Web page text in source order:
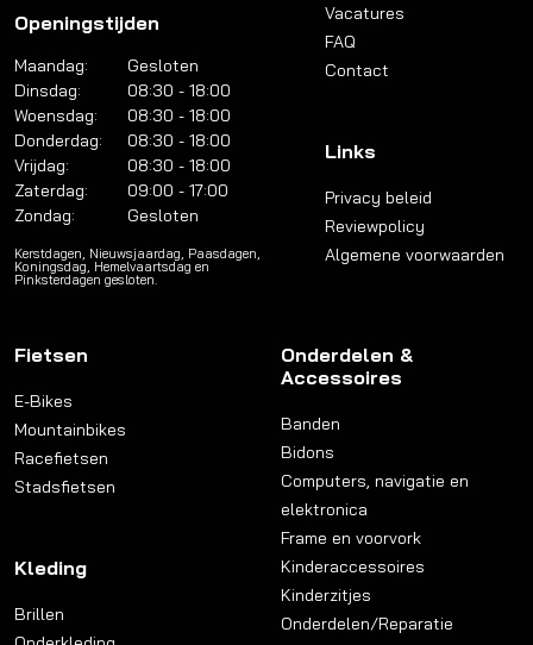
Openingstijden
Maandag:
Gesloten
Dinsdag:
08:30 - 18:00
Woensdag:
08:30 - 18:00
Donderdag:
08:30 - 18:00
Vrijdag:
08:30 - 18:00
Zaterdag:
09:00 - 17:00
Zondag:
Gesloten
Kerstdagen, Nieuwsjaardag, Paasdagen,
Koningsdag, Hemelvaartsdag en
Pinksterdagen gesloten.
Vacatures
FAQ
Contact
Links
Privacy beleid
Reviewpolicy
Algemene voorwaarden
Fietsen
E-Bikes
Mountainbikes
Racefietsen
Stadsfietsen
Kleding
Brillen
Onderdelen &
Accessoires
Banden
Bidons
Computers, navigatie en
elektronica
Frame en voorvork
Kinderaccessoires
Kinderzitjes
Onderdelen/Reparatie